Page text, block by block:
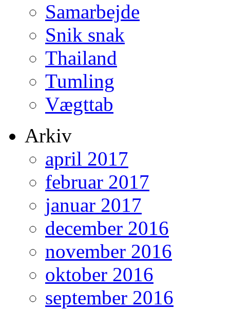
Samarbejde
Snik snak
Thailand
Tumling
Vægttab
Arkiv
april 2017
februar 2017
januar 2017
december 2016
november 2016
oktober 2016
september 2016